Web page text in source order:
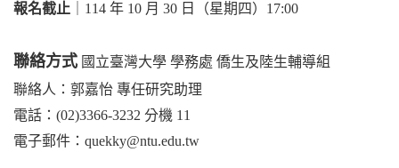
報名截止 ｜114 年 10 月 30 日（星期四）17:00
聯絡方式 國立臺灣大學 學務處 僑生及陸生輔導組
聯絡人：郭嘉怡 專任研究助理
電話：(02)3366-3232 分機 11
電子郵件：quekky@ntu.edu.tw